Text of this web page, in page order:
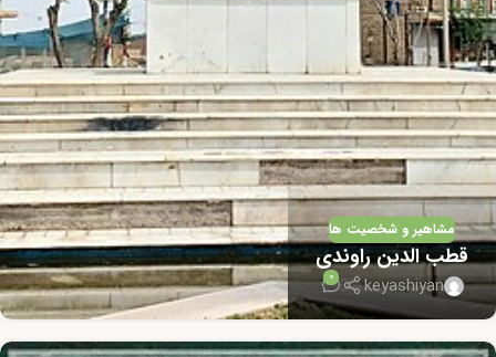
مشاهیر و شخصیت ها
قطب الدین راوندی
keyashiyan
0